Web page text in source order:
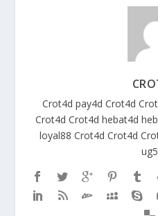
Crot4d pay4d Crot4d
Crot4d Crot4d hebat4d
loyal88 Crot4d Crot4d